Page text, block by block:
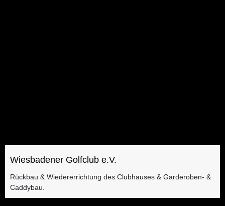
Wiesbadener Golfclub e.V.
Rückbau & Wiedererrichtung des Clubhauses & Garderoben- &
Caddybau.